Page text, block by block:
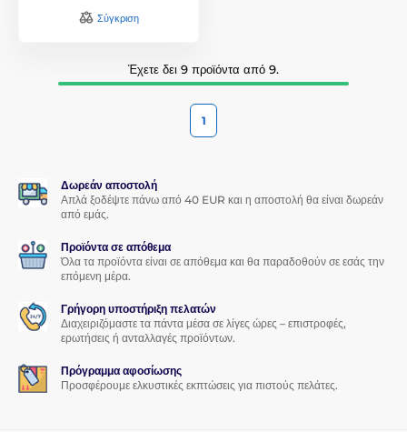
Σύγκριση
Έχετε δει 9 προϊόντα από 9.
1
Δωρεάν αποστολή
Απλά ξοδέψτε πάνω από 40 EUR και η αποστολή θα είναι δωρεάν
από εμάς.
Προϊόντα σε απόθεμα
Όλα τα προϊόντα είναι σε απόθεμα και θα παραδοθούν σε εσάς την
επόμενη μέρα.
Γρήγορη υποστήριξη πελατών
Διαχειριζόμαστε τα πάντα μέσα σε λίγες ώρες – επιστροφές,
ερωτήσεις ή ανταλλαγές προϊόντων.
Πρόγραμμα αφοσίωσης
Προσφέρουμε ελκυστικές εκπτώσεις για πιστούς πελάτες.